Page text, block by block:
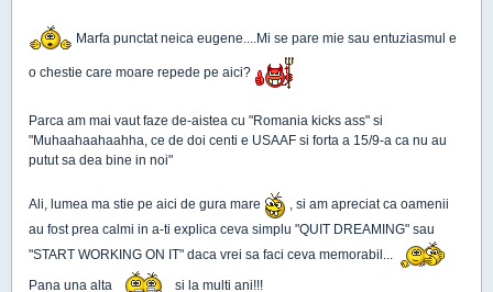
Marfa punctat neica eugene....Mi se pare mie sau entuziasmul e
o chestie care moare repede pe aici?
Parca am mai vaut faze de-aistea cu "Romania kicks ass" si
"Muhaahaahaahha, ce de doi centi e USAAF si forta a 15/9-a ca nu au
putut sa dea bine in noi"
Ali, lumea ma stie pe aici de gura mare
, si am apreciat ca oamenii
au fost prea calmi in a-ti explica ceva simplu "QUIT DREAMING" sau
"START WORKING ON IT" daca vrei sa faci ceva memorabil...
Pana una alta
si la multi ani!!!